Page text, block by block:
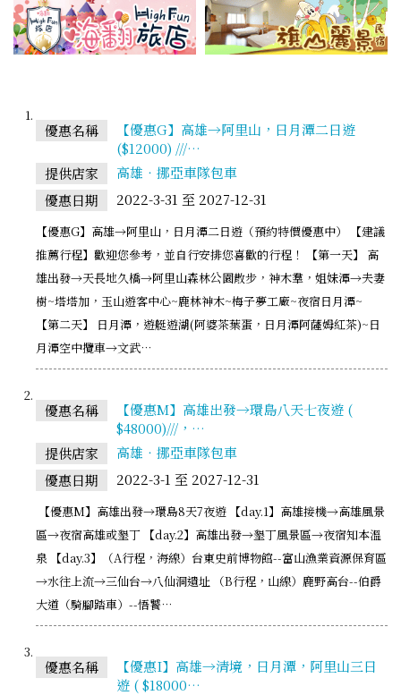
優惠名稱
【優惠G】高雄→阿里山，日月潭二日遊
($12000) ///…
提供店家
高雄‧挪亞車隊包車
優惠日期
2022-3-31 至 2027-12-31
【優惠G】高雄→阿里山，日月潭二日遊（預約特價優惠中） 【建議
推薦行程】歡迎您參考，並自行安排您喜歡的行程！ 【第一天】 高
雄出發→天長地久橋→阿里山森林公園散步，神木羣，姐妹潭→夫妻
樹~塔塔加，玉山遊客中心~鹿林神木~梅子夢工廠~夜宿日月潭~
【第二天】 日月潭，遊艇遊湖(阿婆茶葉蛋，日月潭阿薩姆紅茶)~日
月潭空中攬車→文武…
優惠名稱
【優惠M】高雄出發→環島八天七夜遊 (
$48000)///，…
提供店家
高雄‧挪亞車隊包車
優惠日期
2022-3-1 至 2027-12-31
【優惠M】高雄出發→環島8天7夜遊 【day.1】高雄接機→高雄風景
區→夜宿高雄或墾丁 【day.2】高雄出發→墾丁風景區→夜宿知本溫
泉 【day.3】（A行程，海線）台東史前博物館--富山漁業資源保育區
→水往上流→三仙台→八仙洞遺址 （B行程，山線）鹿野高台--伯爵
大道（騎腳踏車）--悟饕…
優惠名稱
【優惠I】高雄→清境，日月潭，阿里山三日
遊 ( $18000…